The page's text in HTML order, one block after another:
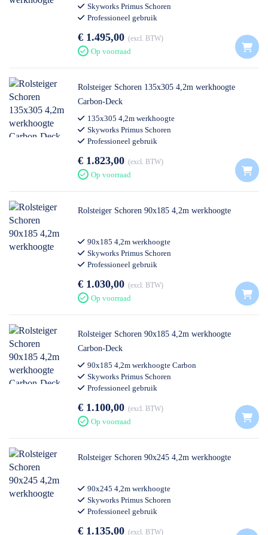
Skyworks Primus Schoren
Professioneel gebruik
€ 1.495,00 excl. BTW
Op voorraad
Rolsteiger Schoren 135x305 4,2m werkhoogte
Carbon-Deck
135x305 4,2m werkhoogte
Skyworks Primus Schoren
Professioneel gebruik
€ 1.823,00 excl. BTW
Op voorraad
Rolsteiger Schoren 90x185 4,2m werkhoogte
90x185 4,2m werkhoogte
Skyworks Primus Schoren
Professioneel gebruik
€ 1.030,00 excl. BTW
Op voorraad
Rolsteiger Schoren 90x185 4,2m werkhoogte
Carbon-Deck
90x185 4,2m werkhoogte Carbon
Skyworks Primus Schoren
Professioneel gebruik
€ 1.100,00 excl. BTW
Op voorraad
Rolsteiger Schoren 90x245 4,2m werkhoogte
90x245 4,2m werkhoogte
Skyworks Primus Schoren
Professioneel gebruik
€ 1.135,00 excl. BTW